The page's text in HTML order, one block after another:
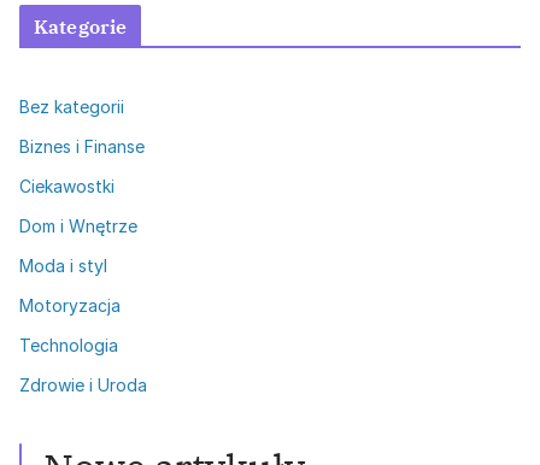
Kategorie
Bez kategorii
Biznes i Finanse
Ciekawostki
Dom i Wnętrze
Moda i styl
Motoryzacja
Technologia
Zdrowie i Uroda